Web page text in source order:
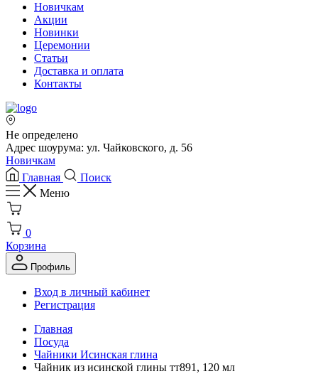
Новичкам
Акции
Новинки
Церемонии
Статьи
Доставка и оплата
Контакты
Не определено
Адрес шоурума: ул. Чайковского, д. 56
Новичкам
Главная
Поиск
Меню
0
Корзина
Профиль
Вход в личный кабинет
Регистрация
Главная
Посуда
Чайники Исинская глина
Чайник из исинской глины тт891, 120 мл